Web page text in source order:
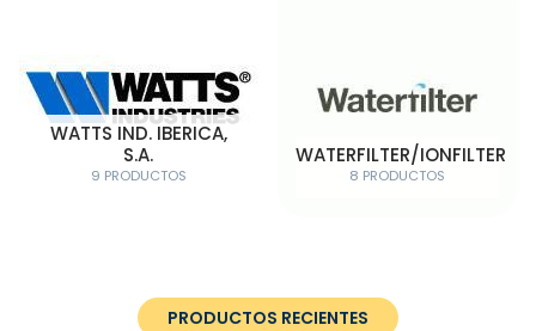
WATTS IND. IBERICA,
S.A.
9 PRODUCTOS
WATERFILTER/IONFILTER
8 PRODUCTOS
PRODUCTOS RECIENTES